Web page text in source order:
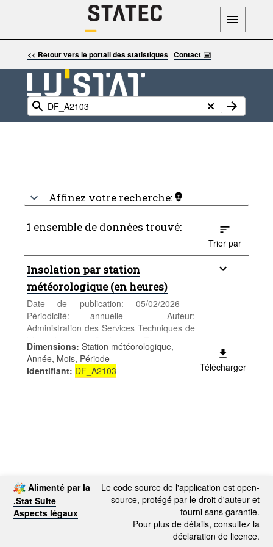
<< Retour vers le portail des statistiques| Contact 🖃
Affinez votre recherche:
1 ensemble de données trouvé:
Trier par
Insolation par station
météorologique (en heures)
Date de publication: 05/02/2026 -
Périodicité: annuelle - Auteur:
Administration des Services Techniques de
l'Agriculture - Catégorie: Territoire et
environnement - Territoire et climat - Mots-
clés: Météo, climat, relevé, climatique,
météorologique
Dimensions: Station météorologique,
Année, Mois, Période
Identifiant: DF_A2103 Télécharger
Alimenté par la
.Stat Suite
Aspects légaux
Le code source de l'application est open-
source, protégé par le droit d'auteur et
fourni sans garantie.
Pour plus de détails, consultez la
déclaration de licence.